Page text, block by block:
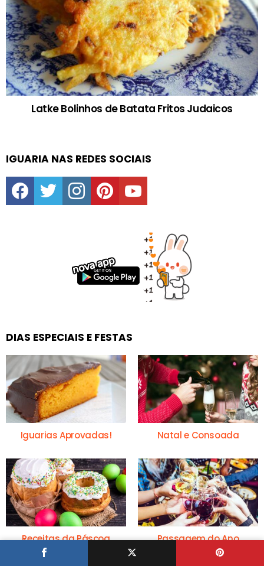
Latke Bolinhos de Batata Fritos Judaicos
IGUARIA NAS REDES SOCIAIS
facebooktwitter instagrampinterestyoutube
DIAS ESPECIAIS E FESTAS
Iguarias Aprovadas! Natal e Consoada
Receitas da Páscoa Passagem do Ano